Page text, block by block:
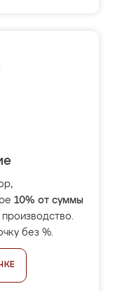
10% от суммы
без %.